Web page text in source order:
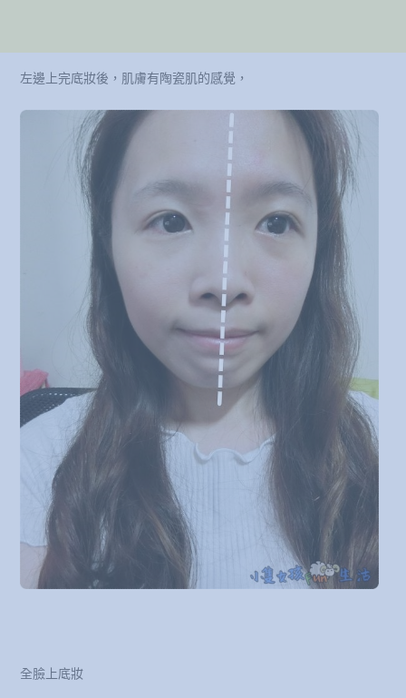
左邊上完底妝後，肌膚有陶瓷肌的感覺，
全臉上底妝